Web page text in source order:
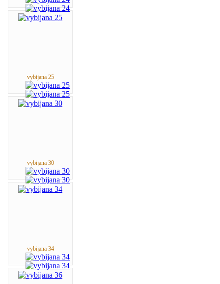
vybijana 25
vybijana 30
vybijana 34